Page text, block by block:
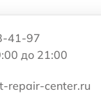
41-97
до 21:00
repair-center.ru